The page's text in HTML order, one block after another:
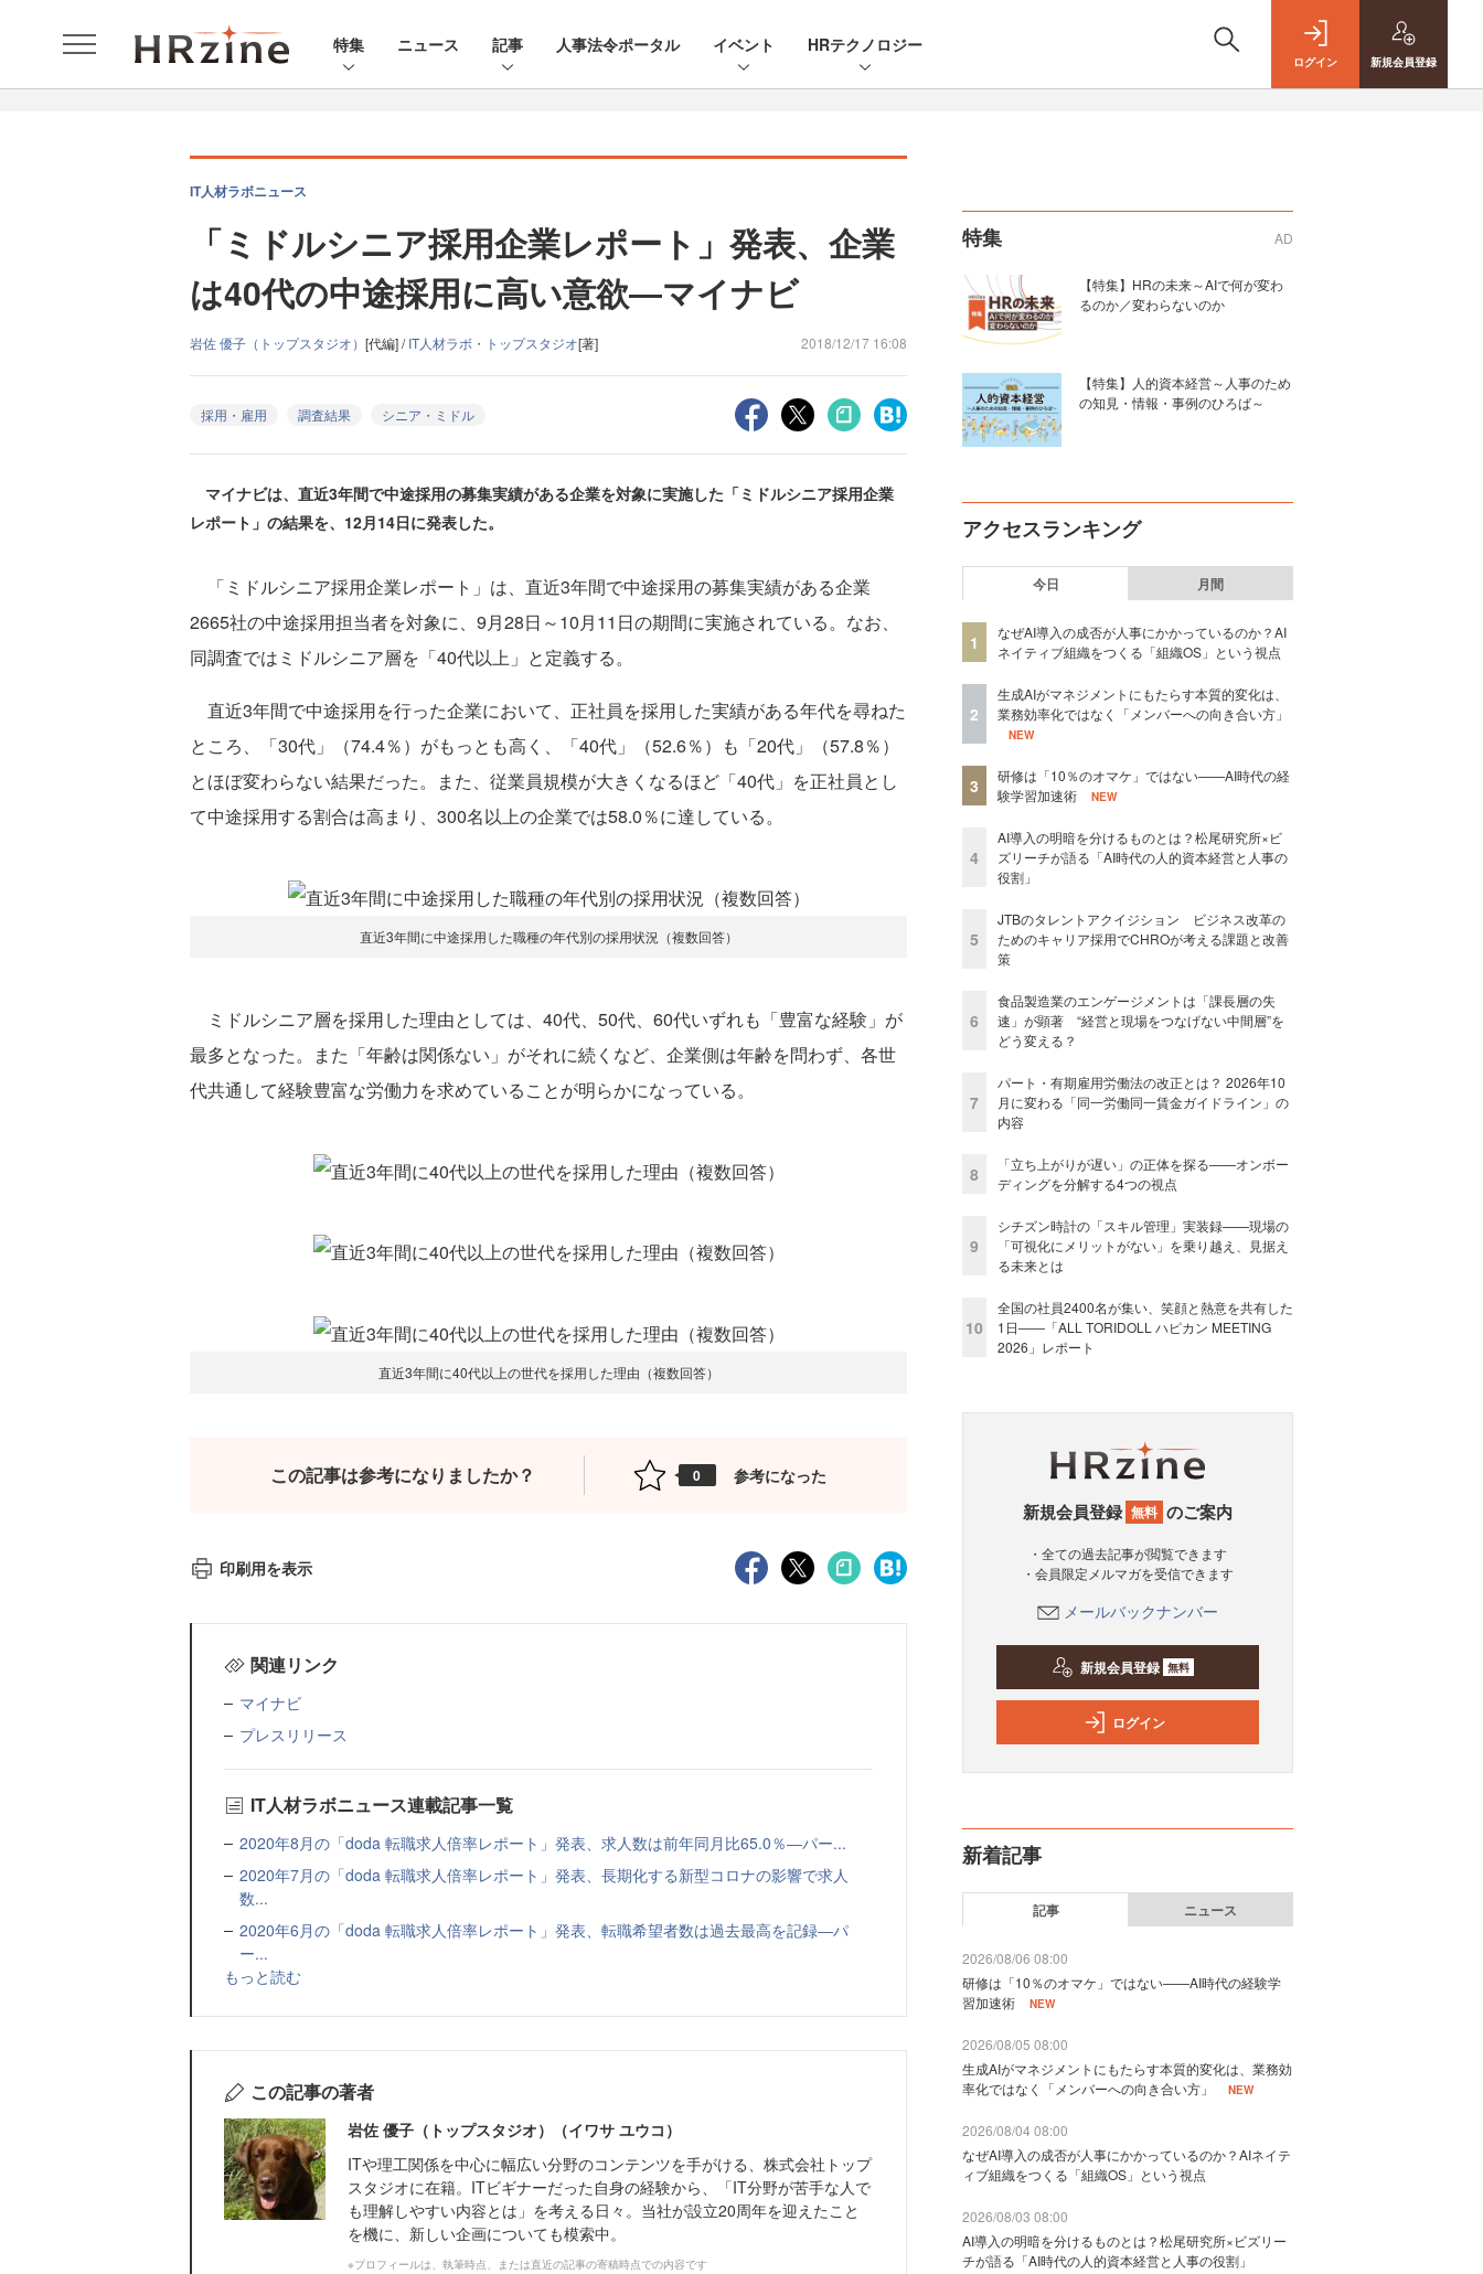
特集 ニュース 記事 人事法令ポータル イベント HRテクノロジー
ログイン 新規会員登録
IT人材ラボニュース
「ミドルシニア採用企業レポート」発表、企業
は40代の中途採用に高い意欲―マイナビ
岩佐 優子（トップスタジオ） [代編] /IT人材ラボ・トップスタジオ[著] 2018/12/17 16:08
採用・雇用 調査結果 シニア・ミドル
マイナビは、直近3年間で中途採用の募集実績がある企業を対象に実施した「ミドルシニア採用企業
レポート」の結果を、12月14日に発表した。
「ミドルシニア採用企業レポート」は、直近3年間で中途採用の募集実績がある企業
2665社の中途採用担当者を対象に、9月28日～10月11日の期間に実施されている。なお、
同調査ではミドルシニア層を「40代以上」と定義する。
直近3年間で中途採用を行った企業において、正社員を採用した実績がある年代を尋ねた
ところ、「30代」（74.4％）がもっとも高く、「40代」（52.6％）も「20代」（57.8％）
とほぼ変わらない結果だった。また、従業員規模が大きくなるほど「40代」を正社員とし
て中途採用する割合は高まり、300名以上の企業では58.0％に達している。
直近3年間に中途採用した職種の年代別の採用状況（複数回答）
ミドルシニア層を採用した理由としては、40代、50代、60代いずれも「豊富な経験」が
最多となった。また「年齢は関係ない」がそれに続くなど、企業側は年齢を問わず、各世
代共通して経験豊富な労働力を求めていることが明らかになっている。
直近3年間に40代以上の世代を採用した理由（複数回答）
この記事は参考になりましたか？ 0 参考になった
印刷用を表示
関連リンク
マイナビ
プレスリリース
IT人材ラボニュース連載記事一覧
2020年8月の「doda 転職求人倍率レポート」発表、求人数は前年同月比65.0％―パー...
2020年7月の「doda 転職求人倍率レポート」発表、長期化する新型コロナの影響で求人
数...
2020年6月の「doda 転職求人倍率レポート」発表、転職希望者数は過去最高を記録―パ
ー...
もっと読む
この記事の著者
岩佐 優子（トップスタジオ）（イワサ ユウコ）
ITや理工関係を中心に幅広い分野のコンテンツを手がける、株式会社トップ
スタジオに在籍。ITビギナーだった自身の経験から、「IT分野が苦手な人で
も理解しやすい内容とは」を考える日々。当社が設立20周年を迎えたこと
を機に、新しい企画についても模索中。
※プロフィールは、執筆時点、または直近の記事の寄稿時点での内容です
特集 AD
【特集】HRの未来～AIで何が変わ
るのか／変わらないのか
【特集】人的資本経営～人事のため
の知見・情報・事例のひろば～
アクセスランキング
今日 月間
1
なぜAI導入の成否が人事にかかっているのか？AI
ネイティブ組織をつくる「組織OS」という視点
2
生成AIがマネジメントにもたらす本質的変化は、
業務効率化ではなく「メンバーへの向き合い方」
NEW
3
研修は「10％のオマケ」ではない——AI時代の経
験学習加速術
NEW
4
AI導入の明暗を分けるものとは？松尾研究所×ビ
ズリーチが語る「AI時代の人的資本経営と人事の
役割」
5
JTBのタレントアクイジション ビジネス改革の
ためのキャリア採用でCHROが考える課題と改善
策
6
食品製造業のエンゲージメントは「課長層の失
速」が顕著 “経営と現場をつなげない中間層”を
どう変える？
7
パート・有期雇用労働法の改正とは？ 2026年10
月に変わる「同一労働同一賃金ガイドライン」の
内容
8
「立ち上がりが遅い」の正体を探る——オンボー
ディングを分解する4つの視点
9
シチズン時計の「スキル管理」実装録——現場の
「可視化にメリットがない」を乗り越え、見据え
る未来とは
10
全国の社員2400名が集い、笑顔と熱意を共有した
1日――「ALL TORIDOLL ハピカン MEETING
2026」レポート
新規会員登録 無料 のご案内
・全ての過去記事が閲覧できます
・会員限定メルマガを受信できます
メールバックナンバー
新規会員登録 無料
ログイン
新着記事
記事 ニュース
2026/08/06 08:00
研修は「10％のオマケ」ではない——AI時代の経験学
習加速術
NEW
2026/08/05 08:00
生成AIがマネジメントにもたらす本質的変化は、業務効
率化ではなく「メンバーへの向き合い方」
NEW
2026/08/04 08:00
なぜAI導入の成否が人事にかかっているのか？AIネイテ
ィブ組織をつくる「組織OS」という視点
2026/08/03 08:00
AI導入の明暗を分けるものとは？松尾研究所×ビズリー
チが語る「AI時代の人的資本経営と人事の役割」